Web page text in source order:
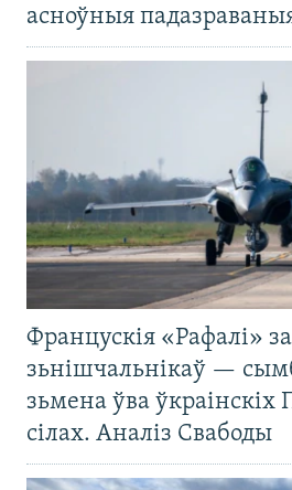
асноўныя
Францускія «Рафалі»
зьнішчальнікаў —
зьмена ўва ўкраінскіх
сілах. Аналіз Свабоды